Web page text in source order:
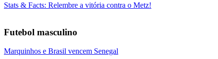
Stats & Facts: Relembre a vitória contra o Metz!
Futebol masculino
Marquinhos e Brasil vencem Senegal